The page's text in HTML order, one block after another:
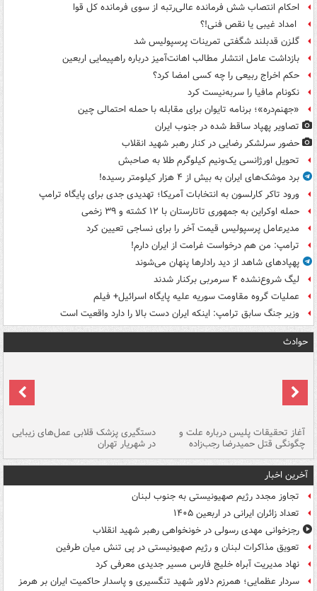
احکام انتصاب شش فرمانده عالی‌رتبه از سوی فرمانده کل قوا
امداد غیبی یا نقص فنی!؟
گلزن قدبلند شگفتی تمرینات پرسپولیس شد
بازداشت عامل انتشار مطالب اهانت‌آمیز درباره راهپیمایی اربعین
حکم اخراج ربیعی را چه کسی امضا کرد؟
نکونام مافیا را سربه‌نیست کرد
«جهنم‌دره»؛ برنامه تایوان برای مقابله با حمله احتمالی چین
تصاویر پهپاد ساقط شده در جنوب ایران
حضور سرلشکر رضایی در کنار رهبر شهید انقلاب
تحویل اورژانسی یک‌ونیم کیلوگرم طلا به صاحبش
برد موشک‌های ایران به بیش از ۴ هزار کیلومتر رسیده!
ورود تاکر کارلسون به انتخابات آمریکا؛ تهدیدی جدی برای پایگاه ترامپ
حمله اوکراین به جمهوری تاتارستان با ۱۲ کشته و ۳۹ زخمی
مدیرعامل پرسپولیس قیمت آخر را برای نساجی تعیین کرد
ترامپ: من هم درخواست غرامت از ایران دارم!
پهپادهای شاهد از دید رادارها پنهان می‌شوند
لیگ شروع‌نشده ۴ سرمربی برکنار شدند
عملیات گروه مقاومت سوریه علیه پایگاه اسرائیل+ فیلم
وزیر جنگ سابق ترامپ: اینکه ایران دست بالا را دارد واقعیت است
حوادث
آغاز تحقیقات پلیس درباره علت و
چگونگی قتل حمیدرضا رجب‌زاده
دستگیری پزشک قلابی عمل‌های زیبایی
در شهریار تهران
آخرین اخبار
تجاوز مجدد رژیم صهیونیستی به جنوب لبنان
تعداد زائران ایرانی در اربعین ۱۴۰۵
رجزخوانی مهدی رسولی در خونخواهی رهبر شهید انقلاب
تعویق مذاکرات لبنان و رژیم صهیونیستی در پی تنش میان طرفین
نهاد مدیریت آبراه خلیج فارس مسیر جدیدی معرفی کرد
سردار عظمایی؛ همرزم دلاور شهید تنگسیری و پاسدار حاکمیت ایران بر هرمز